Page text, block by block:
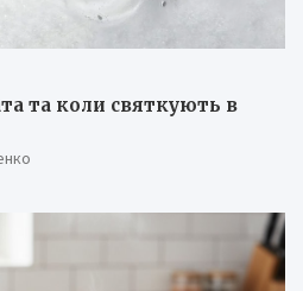
та коли святкують в